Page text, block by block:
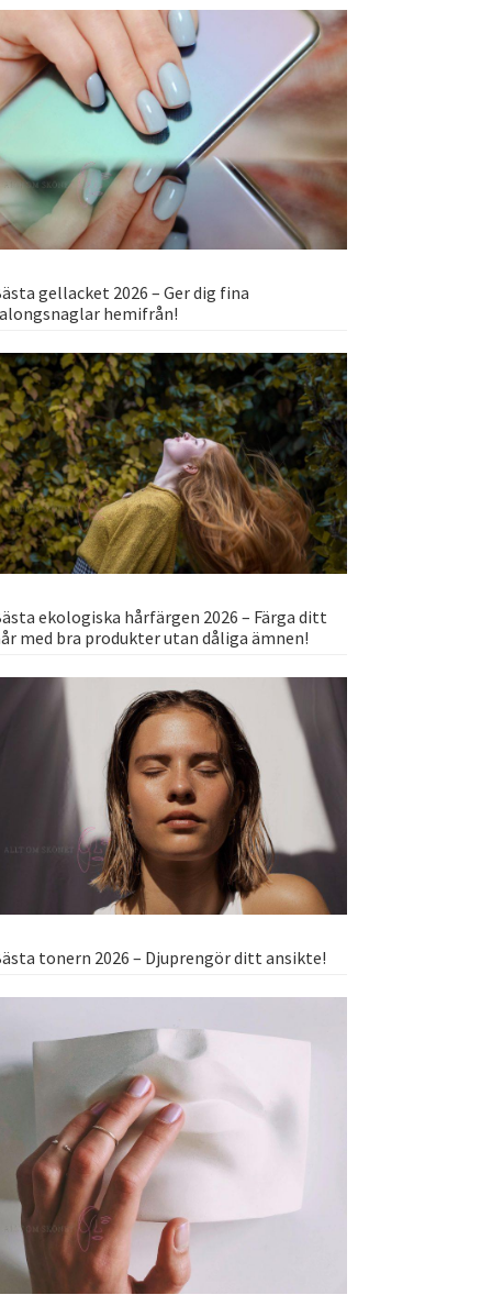
gellacket 2026 – Ger dig fina
hemifrån!
ekologiska hårfärgen 2026 – Färga ditt
med bra produkter utan dåliga ämnen!
tonern 2026 – Djuprengör ditt ansikte!